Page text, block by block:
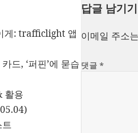
게: trafficlight 앱
드, ‘퍼핀’에 묻습
활용
일
답글 남기기
이메일 주소
댓글*